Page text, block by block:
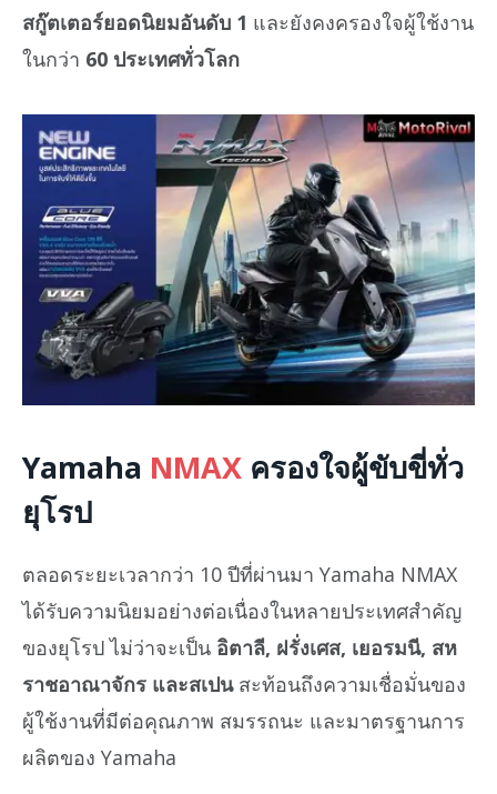
สกู๊ตเตอร์ยอดนิยมอันดับ 1 และยังคงครองใจผู้ใช้งาน
ในกว่า 60 ประเทศทั่วโลก
Yamaha NMAX ครองใจผู้ขับขี่ทั่ว
ยุโรป
ตลอดระยะเวลากว่า 10 ปีที่ผ่านมา Yamaha NMAX
ได้รับความนิยมอย่างต่อเนื่องในหลายประเทศสำคัญ
ของยุโรป ไม่ว่าจะเป็น อิตาลี, ฝรั่งเศส, เยอรมนี, สห
ราชอาณาจักร และสเปนสะท้อนถึงความเชื่อมั่นของ
ผู้ใช้งานที่มีต่อคุณภาพ สมรรถนะ และมาตรฐานการ
ผลิตของ Yamaha